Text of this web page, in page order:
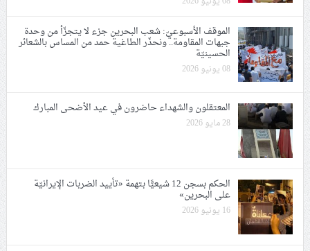
الموقف الأسبوعيّ: شعب البحرين جزء لا يتجزّأ من وحدة
جبهات المقاومة.. ونحذّر الطاغية حمد من المساس بالشعائر
الحسينيّة
08 يونيو 2026
المعتقلون والشهداء حاضرون في عيد الأضحى المبارك
28 مايو 2026
الحكم بسجن 12 شيعيًّا بتهمة «تأييد الضربات الإيرانيّة
على البحرين»
16 يونيو 2026